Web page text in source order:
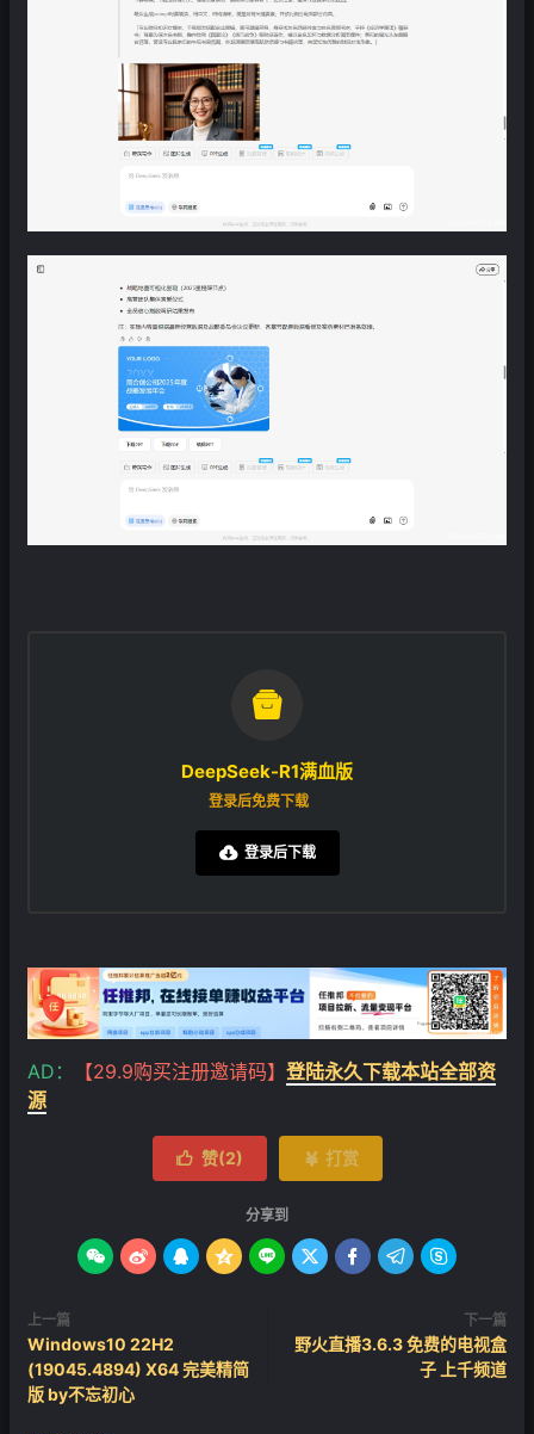

DeepSeek-R1满血版
登录后免费下载
登录后下载
AD： 【29.9购买注册邀请码】 登陆永久下载本站全部资
源
 赞(2)  打赏
分享到
        
上一篇
Windows10 22H2
(19045.4894) X64 完美精简
版 by不忘初心
下一篇
野火直播3.6.3 免费的电视盒
子 上千频道